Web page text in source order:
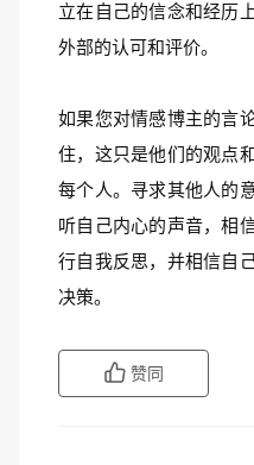
立在自己的信念和经历
外部的认可和评价。
如果您对情感博主的言
住，这只是他们的观点
每个人。寻求其他人的
听自己内心的声音，相
行自我反思，并相信自
决策。
赞同